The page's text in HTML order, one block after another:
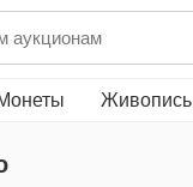
Живопись